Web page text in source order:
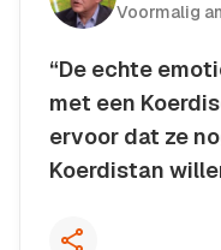
Voormalig
“De echte
met een
ervoor dat ze
KoerdistanKopieer quote